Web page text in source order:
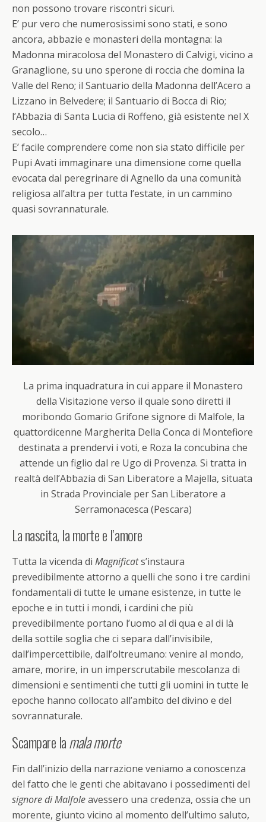
non possono trovare riscontri sicuri.
E’ pur vero che numerosissimi sono stati, e sono
ancora, abbazie e monasteri della montagna: la
Madonna miracolosa del Monastero di Calvigi, vicino a
Granaglione, su uno sperone di roccia che domina la
Valle del Reno; il Santuario della Madonna dell’Acero a
Lizzano in Belvedere; il Santuario di Bocca di Rio;
l’Abbazia di Santa Lucia di Roffeno, già esistente nel X
secolo…
E’ facile comprendere come non sia stato difficile per
Pupi Avati immaginare una dimensione come quella
evocata dal peregrinare di Agnello da una comunità
religiosa all’altra per tutta l’estate, in un cammino
quasi sovrannaturale.
La prima inquadratura in cui appare il Monastero
della Visitazione verso il quale sono diretti il
moribondo Gomario Grifone signore di Malfole, la
quattordicenne Margherita Della Conca di Montefiore
destinata a prendervi i voti, e Roza la concubina che
attende un figlio dal re Ugo di Provenza. Si tratta in
realtà dell’Abbazia di San Liberatore a Majella, situata
in Strada Provinciale per San Liberatore a
Serramonacesca (Pescara)
La nascita, la morte e l’amore
Tutta la vicenda di Magnificats’instaura
prevedibilmente attorno a quelli che sono i tre cardini
fondamentali di tutte le umane esistenze, in tutte le
epoche e in tutti i mondi, i cardini che più
prevedibilmente portano l’uomo al di qua e al di là
della sottile soglia che ci separa dall’invisibile,
dall’impercettibile, dall’oltreumano: venire al mondo,
amare, morire, in un imperscrutabile mescolanza di
dimensioni e sentimenti che tutti gli uomini in tutte le
epoche hanno collocato all’ambito del divino e del
sovrannaturale.
Scampare lamala morte
Fin dall’inizio della narrazione veniamo a conoscenza
del fatto che le genti che abitavano i possedimenti del
signore di Malfoleavessero una credenza, ossia che un
morente, giunto vicino al momento dell’ultimo saluto,